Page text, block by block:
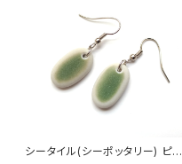
シータイル(シーポッタリー) ピア